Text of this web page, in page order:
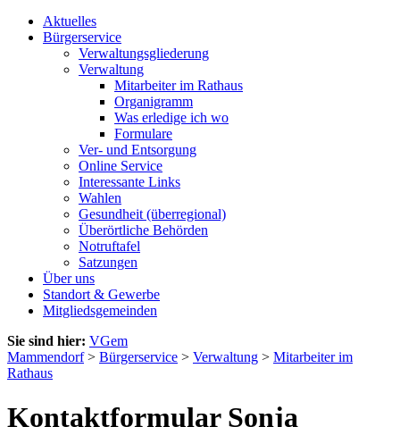
Aktuelles
Bürgerservice
Verwaltungsgliederung
Verwaltung
Mitarbeiter im Rathaus
Organigramm
Was erledige ich wo
Formulare
Ver- und Entsorgung
Online Service
Interessante Links
Wahlen
Gesundheit (überregional)
Überörtliche Behörden
Notruftafel
Satzungen
Über uns
Standort & Gewerbe
Mitgliedsgemeinden
Sie sind hier: VGem
Mammendorf> Bürgerservice > Verwaltung > Mitarbeiter im
Rathaus
Kontaktformular Sonja